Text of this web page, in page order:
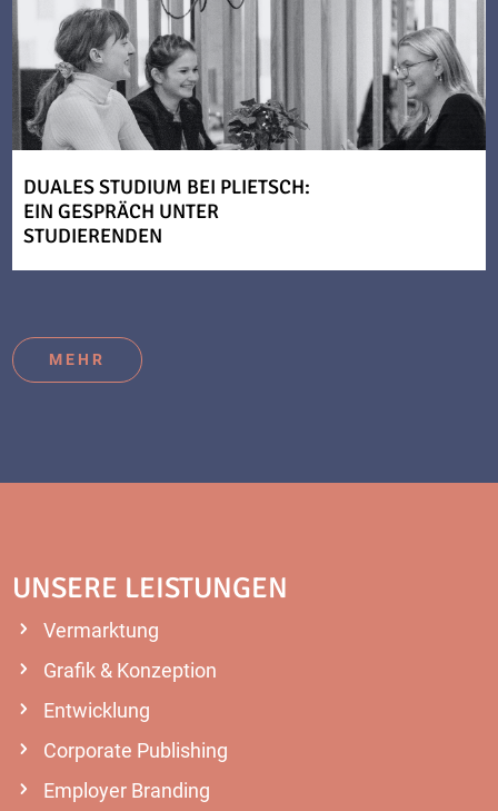
DUALES STUDIUM BEI PLIETSCH:
EIN GESPRÄCH UNTER
STUDIERENDEN
MEHR
UNSERE LEISTUNGEN
Vermarktung
Grafik & Konzeption
Entwicklung
Corporate Publishing
Employer Branding